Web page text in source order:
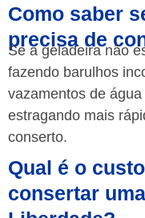
Como saber
precisa de
Se a geladeira não
fazendo barulhos
vazamentos de
estragando mais
conserto.
Qual é o
consertar